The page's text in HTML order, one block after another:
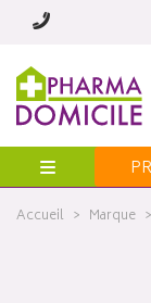
Menu
Accueil Marque